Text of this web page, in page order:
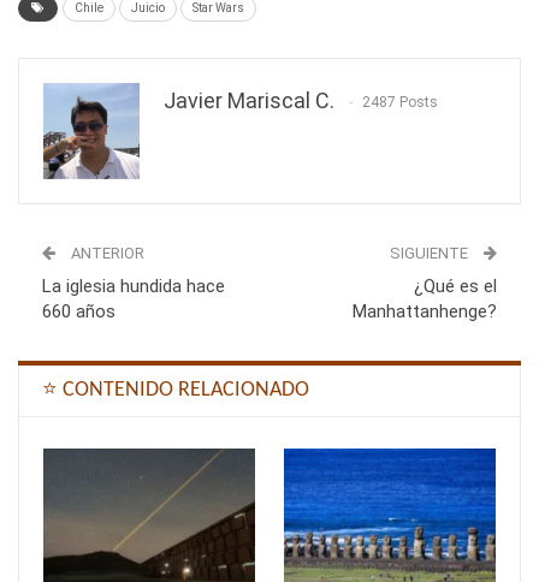
Chile Juicio Star Wars
Javier Mariscal C. 2487 Posts
ANTERIOR
La iglesia hundida hace
660 años
SIGUIENTE
¿Qué es el
Manhattanhenge?
⭐ CONTENIDO RELACIONADO